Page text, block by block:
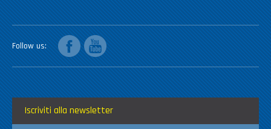
Follow us
facebookyoutube
Iscriviti alla newsletter